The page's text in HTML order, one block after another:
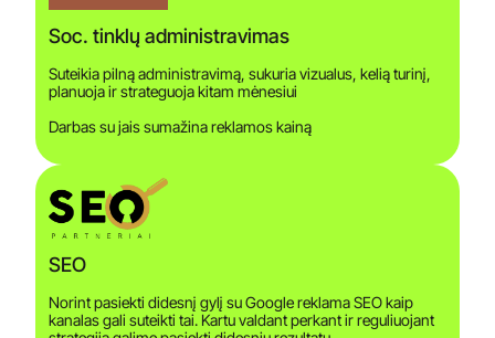
Soc. tinklų administravimas
Suteikia pilną administravimą, sukuria vizualus, kelią turinį,
planuoja ir strateguoja kitam mėnesiui
Darbas su jais sumažina reklamos kainą
SEO
Norint pasiekti didesnį gylį su Google reklama SEO kaip
kanalas gali suteikti tai. Kartu valdant perkant ir reguliuojant